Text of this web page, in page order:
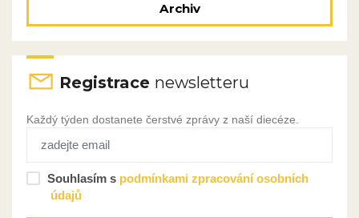
Archiv
Registrace newsletteru
Každý týden dostanete čerstvé zprávy z naší diecéze.
Souhlasím s podmínkami zpracování osobních
údajů